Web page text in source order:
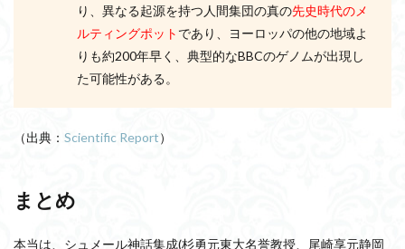
り、異なる起源を持つ人間集団の真の先史時代のメ
ルティングポット であり、ヨーロッパの他の地域よ
りも約200年早く、典型的なBBCのゲノムが出現し
た可能性がある。
（出典： Scientific Report）
まとめ
本当は、シュメール神話集成(杉勇元東大名誉教授、尾崎享元静岡